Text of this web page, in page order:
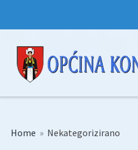
Home » Nekategorizirano